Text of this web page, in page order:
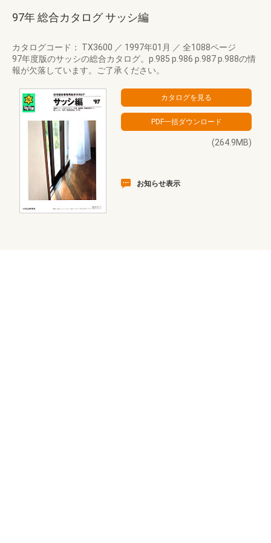
97年 総合カタログ サッシ編
カタログコード： TX3600 ／ 1997年01月 ／ 全1088ページ
97年度版のサッシの総合カタログ。p.985 p.986 p.987 p.988の情
報が欠落しています。ご了承ください。
(264.9MB)
お知らせ表示